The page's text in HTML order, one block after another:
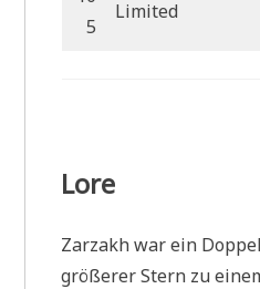
5
Limited
Lore
Zarzakh war ein
größerer Stern zu